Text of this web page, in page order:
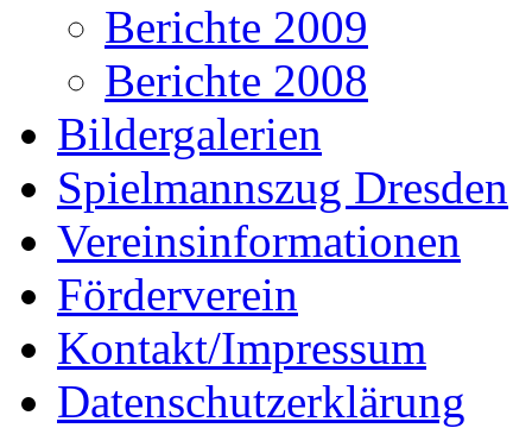
Berichte 2009
Berichte 2008
Bildergalerien
Spielmannszug Dresden
Vereinsinformationen
Förderverein
Kontakt/Impressum
Datenschutzerklärung